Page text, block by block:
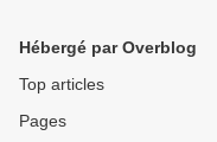
Hébergé par Overblog
Top articles
Pages